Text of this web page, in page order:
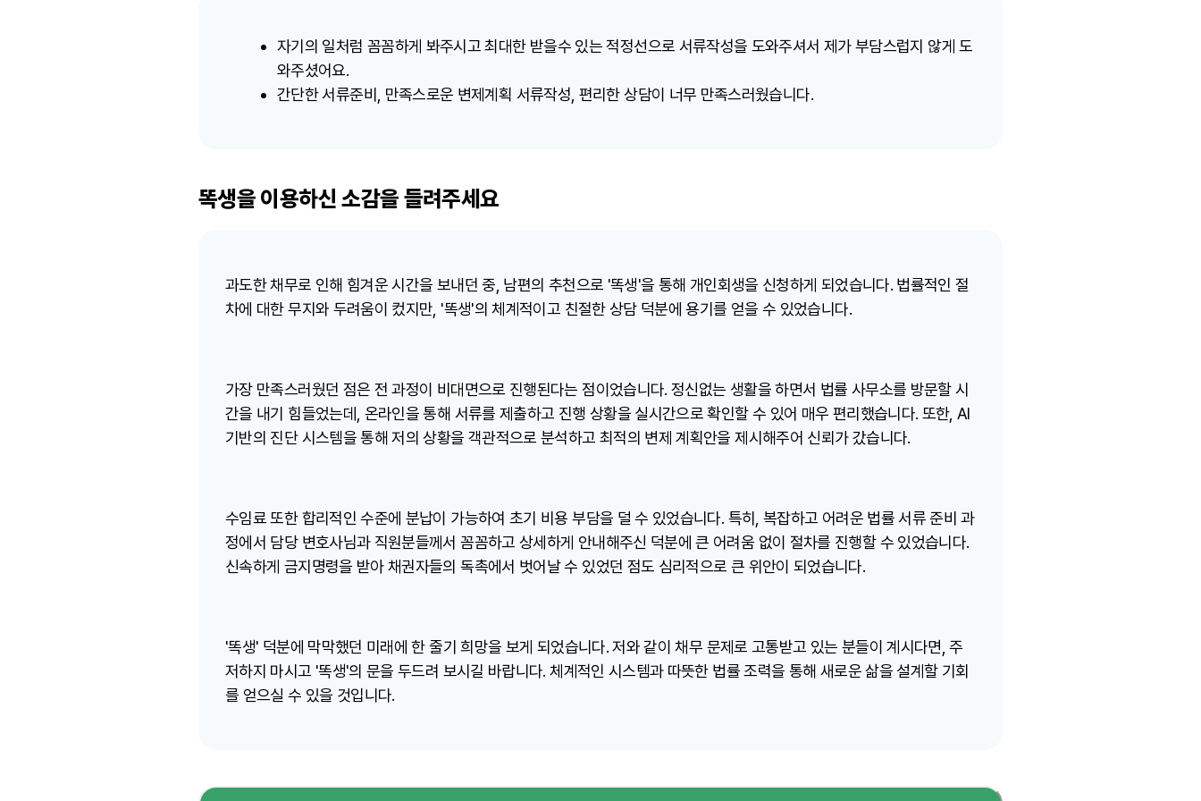
자기의 일처럼 꼼꼼하게 봐주시고 최대한 받을수 있는 적정선으로 서류작성을 도와주셔서 제가 부담스럽지 않게 도
와주셨어요.
간단한 서류준비, 만족스로운 변제계획 서류작성, 편리한 상담이 너무 만족스러웠습니다.
똑생을 이용하신 소감을 들려주세요
과도한 채무로 인해 힘겨운 시간을 보내던 중, 남편의 추천으로 '똑생'을 통해 개인회생을 신청하게 되었습니다. 법률적인 절
차에 대한 무지와 두려움이 컸지만, '똑생'의 체계적이고 친절한 상담 덕분에 용기를 얻을 수 있었습니다.
가장 만족스러웠던 점은 전 과정이 비대면으로 진행된다는 점이었습니다. 정신없는 생활을 하면서 법률 사무소를 방문할 시
간을 내기 힘들었는데, 온라인을 통해 서류를 제출하고 진행 상황을 실시간으로 확인할 수 있어 매우 편리했습니다. 또한, AI
기반의 진단 시스템을 통해 저의 상황을 객관적으로 분석하고 최적의 변제 계획안을 제시해주어 신뢰가 갔습니다.
수임료 또한 합리적인 수준에 분납이 가능하여 초기 비용 부담을 덜 수 있었습니다. 특히, 복잡하고 어려운 법률 서류 준비 과
정에서 담당 변호사님과 직원분들께서 꼼꼼하고 상세하게 안내해주신 덕분에 큰 어려움 없이 절차를 진행할 수 있었습니다.
신속하게 금지명령을 받아 채권자들의 독촉에서 벗어날 수 있었던 점도 심리적으로 큰 위안이 되었습니다.
'똑생' 덕분에 막막했던 미래에 한 줄기 희망을 보게 되었습니다. 저와 같이 채무 문제로 고통받고 있는 분들이 계시다면, 주
저하지 마시고 '똑생'의 문을 두드려 보시길 바랍니다. 체계적인 시스템과 따뜻한 법률 조력을 통해 새로운 삶을 설계할 기회
를 얻으실 수 있을 것입니다.